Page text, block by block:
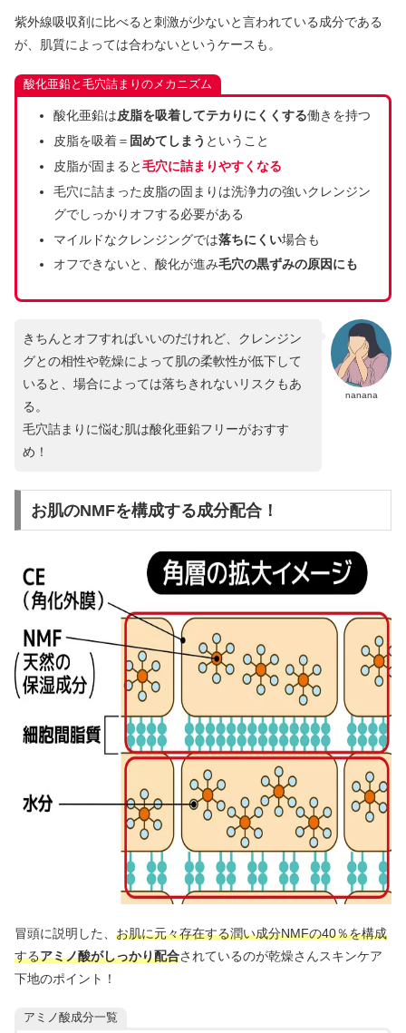
紫外線吸収剤に比べると刺激が少ないと言われている成分である
が、肌質によっては合わないというケースも。
酸化亜鉛と毛穴詰まりのメカニズム
酸化亜鉛は皮脂を吸着してテカりにくくする働きを持つ
皮脂を吸着＝ 固めてしまう ということ
皮脂が固まると毛穴に詰まりやすくなる
毛穴に詰まった皮脂の固まりは洗浄力の強いクレンジン
グでしっかりオフする必要がある
マイルドなクレンジングでは落ちにくい場合も
オフできないと、酸化が進み毛穴の黒ずみの原因にも
nanana
きちんとオフすればいいのだけれど、クレンジン
グとの相性や乾燥によって肌の柔軟性が低下して
いると、場合によっては落ちきれないリスクもあ
る。
毛穴詰まりに悩む肌は酸化亜鉛フリーがおすす
め！
お肌のNMFを構成する成分配合！
冒頭に説明した、 お肌に元々存在する潤い成分NMFの40％を構成
するアミノ酸がしっかり配合されているのが乾燥さんスキンケア
下地のポイント！
アミノ酸成分一覧